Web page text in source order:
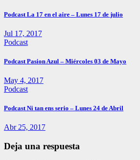
Podcast La 17 en el aire – Lunes 17 de julio
Jul 17, 2017
Podcast
Podcast Pasion Azul – Miércoles 03 de Mayo
May 4, 2017
Podcast
Podcast Ni tan ens serio – Lunes 24 de Abril
Abr 25, 2017
Deja una respuesta